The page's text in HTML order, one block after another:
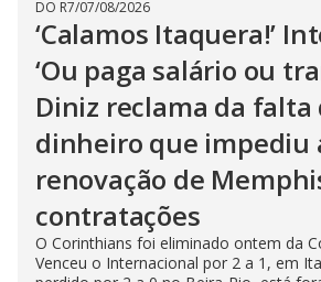
DO R7/07/08/2026
‘Calamos Itaquera!’
‘Ou paga salário ou
Diniz reclama da falta
dinheiro que impediu
renovação de
contratações
O Corinthians foi eliminado ontem da
Venceu o Internacional por 2 a 1, em